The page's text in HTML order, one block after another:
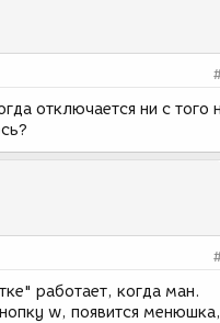
отключается ни с того
работает, когда ман.
w, появится менюшка,